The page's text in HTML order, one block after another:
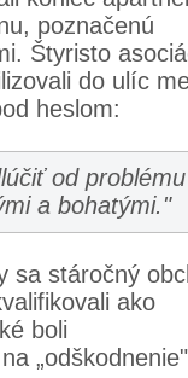
poznačenú
Štyristo
do ulíc
heslom:
od problému
a bohatými."
sa stáročný
ako
boli